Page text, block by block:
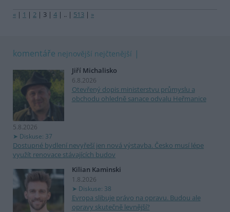
« | 1 | 2 | 3 | 4 | .. | 513 | »
komentáře nejnovější nejčtenější
Jiří Michalisko
6.8.2026
Otevřený dopis ministerstvu průmyslu a
obchodu ohledně sanace odvalu Heřmanice
5.8.2026
Diskuse: 37
Dostupné bydlení nevyřeší jen nová výstavba. Česko musí lépe
využít renovace stávajících budov
Kilian Kaminski
1.8.2026
Diskuse: 38
Evropa slibuje právo na opravu. Budou ale
opravy skutečně levnější?